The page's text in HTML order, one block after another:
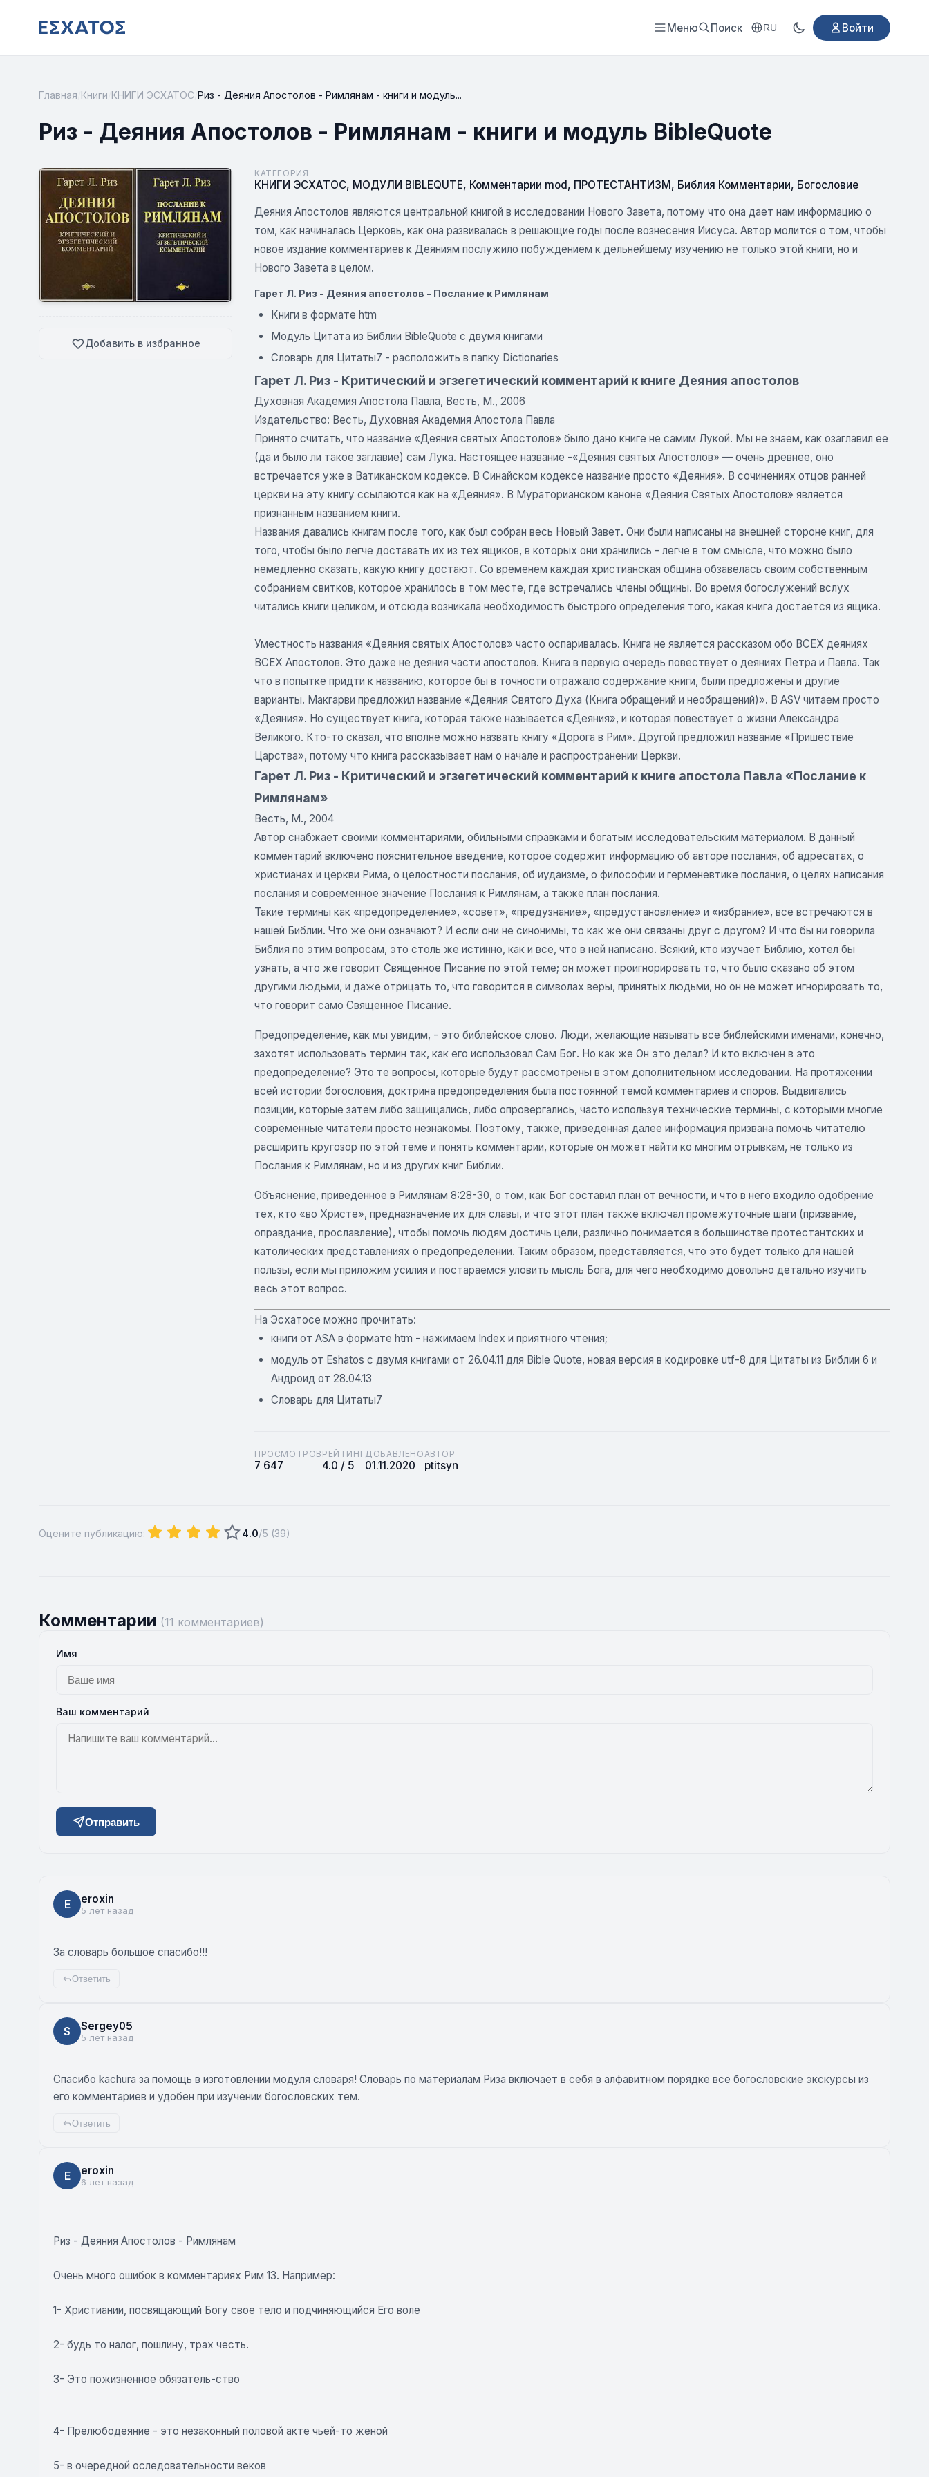
Меню Поиск RU Войти
Главная Книги КНИГИ ЭСХАТОС Риз - Деяния Апостолов - Римлянам - книги и модуль...
Риз - Деяния Апостолов - Римлянам - книги и модуль BibleQuote
Добавить в избранное
КАТЕГОРИЯ
КНИГИ ЭСХАТОС, МОДУЛИ BIBLEQUTE, Комментарии mod, ПРОТЕСТАНТИЗМ, Библия Комментарии, Богословие
Деяния Апостолов являются центральной книгой в исследовании Нового Завета, потому что она дает нам информацию о
том, как начиналась Церковь, как она развивалась в решающие годы после вознесения Иисуса. Автор молится о том, чтобы
новое издание комментариев к Деяниям послужило побуждением к дельнейшему изучению не только этой книги, но и
Нового Завета в целом.
Гарет Л. Риз - Деяния апостолов - Послание к Римлянам
Книги в формате htm
Модуль Цитата из Библии BibleQuote с двумя книгами
Словарь для Цитаты7 - расположить в папку Dictionaries
Гарет Л. Риз - Критический и эгзегетический комментарий к книге Деяния апостолов
Духовная Академия Апостола Павла, Весть, М., 2006
Издательство: Весть, Духовная Академия Апостола Павла
Принято считать, что название «Деяния святых Апостолов» было дано книге не самим Лукой. Мы не знаем, как озаглавил ее
(да и было ли такое заглавие) сам Лука. Настоящее название -«Деяния святых Апостолов» — очень древнее, оно
встречается уже в Ватиканском кодексе. В Синайском кодексе название просто «Деяния». В сочинениях отцов ранней
церкви на эту книгу ссылаются как на «Деяния». В Мураторианском каноне «Деяния Святых Апостолов» является
признанным названием книги.
Названия давались книгам после того, как был собран весь Новый Завет. Они были написаны на внешней стороне книг, для
того, чтобы было легче доставать их из тех ящиков, в которых они хранились - легче в том смысле, что можно было
немедленно сказать, какую книгу достают. Со временем каждая христианская община обзавелась своим собственным
собранием свитков, которое хранилось в том месте, где встречались члены общины. Во время богослужений вслух
читались книги целиком, и отсюда возникала необходимость быстрого определения того, какая книга достается из ящика.
Уместность названия «Деяния святых Апостолов» часто оспаривалась. Книга не является рассказом обо ВСЕХ деяниях
ВСЕХ Апостолов. Это даже не деяния части апостолов. Книга в первую очередь повествует о деяниях Петра и Павла. Так
что в попытке придти к названию, которое бы в точности отражало содержание книги, были предложены и другие
варианты. Макгарви предложил название «Деяния Святого Духа (Книга обращений и необращений)». В ASV читаем просто
«Деяния». Но существует книга, которая также называется «Деяния», и которая повествует о жизни Александра
Великого. Кто-то сказал, что вполне можно назвать книгу «Дорога в Рим». Другой предложил название «Пришествие
Царства», потому что книга рассказывает нам о начале и распространении Церкви.
Гарет Л. Риз - Критический и эгзегетический комментарий к книге апостола Павла «Послание к
Римлянам»
Весть, М., 2004
Автор снабжает своими комментариями, обильными справками и богатым исследовательским материалом. В данный
комментарий включено пояснительное введение, которое содержит информацию об авторе послания, об адресатах, о
христианах и церкви Рима, о целостности послания, об иудаизме, о философии и герменевтике послания, о целях написания
послания и современное значение Послания к Римлянам, а также план послания.
Такие термины как «предопределение», «совет», «предузнание», «предустановление» и «избрание», все встречаются в
нашей Библии. Что же они означают? И если они не синонимы, то как же они связаны друг с другом? И что бы ни говорила
Библия по этим вопросам, это столь же истинно, как и все, что в ней написано. Всякий, кто изучает Библию, хотел бы
узнать, а что же говорит Священное Писание по этой теме; он может проигнорировать то, что было сказано об этом
другими людьми, и даже отрицать то, что говорится в символах веры, принятых людьми, но он не может игнорировать то,
что говорит само Священное Писание.
Предопределение, как мы увидим, - это библейское слово. Люди, желающие называть все библейскими именами, конечно,
захотят использовать термин так, как его использовал Сам Бог. Но как же Он это делал? И кто включен в это
предопределение? Это те вопросы, которые будут рассмотрены в этом дополнительном исследовании. На протяжении
всей истории богословия, доктрина предопределения была постоянной темой комментариев и споров. Выдвигались
позиции, которые затем либо защищались, либо опровергались, часто используя технические термины, с которыми многие
современные читатели просто незнакомы. Поэтому, также, приведенная далее информация призвана помочь читателю
расширить кругозор по этой теме и понять комментарии, которые он может найти ко многим отрывкам, не только из
Послания к Римлянам, но и из других книг Библии.
Объяснение, приведенное в Римлянам 8:28-30, о том, как Бог составил план от вечности, и что в него входило одобрение
тех, кто «во Христе», предназначение их для славы, и что этот план также включал промежуточные шаги (призвание,
оправдание, прославление), чтобы помочь людям достичь цели, различно понимается в большинстве протестантских и
католических представлениях о предопределении. Таким образом, представляется, что это будет только для нашей
пользы, если мы приложим усилия и постараемся уловить мысль Бога, для чего необходимо довольно детально изучить
весь этот вопрос.
На Эсхатосе можно прочитать:
книги от ASA в формате htm - нажимаем Index и приятного чтения;
модуль от Eshatos с двумя книгами от 26.04.11 для Bible Quote, новая версия в кодировке utf-8 для Цитаты из Библии 6 и
Андроид от 28.04.13
Словарь для Цитаты7
ПРОСМОТРОВ
7 647
РЕЙТИНГ
4.0 / 5
ДОБАВЛЕНО
01.11.2020
АВТОР
ptitsyn
Оцените публикацию: 4.0/5 (39)
Комментарии (11 комментариев)
Имя
Ваш комментарий
Отправить
E eroxin
5 лет назад
За словарь большое спасибо!!!
Ответить
S Sergey05
5 лет назад
Спасибо kachura за помощь в изготовлении модуля словаря! Словарь по материалам Риза включает в себя в алфавитном порядке все богословские экскурсы из
его комментариев и удобен при изучении богословских тем.
Ответить
E eroxin
6 лет назад
Риз - Деяния Апостолов - Римлянам
Очень много ошибок в комментариях Рим 13. Например:
1- Христиании, посвящающий Богу свое тело и подчиняющийся Его воле
2- будь то налог, пошлину, трах честь.
3- Это пожизненное обязатель-ство
4- Прелюбодеяние - это незаконный половой акте чьей-то женой
5- в очередной оследовательности веков